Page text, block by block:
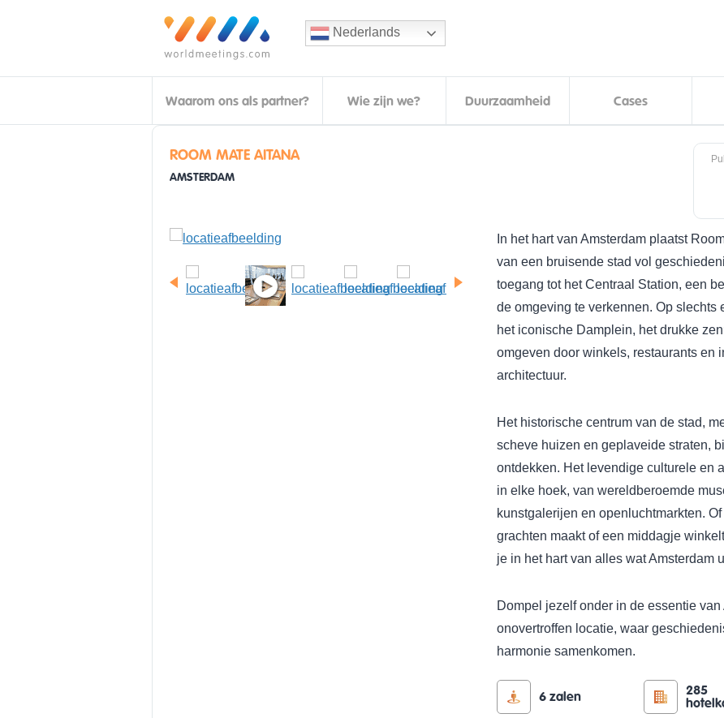
Nederlands
Waarom ons als partner? Wie zijn we? Duurzaamheid Cases
ROOM MATE AITANA
AMSTERDAM
In het hart van Amsterdam plaatst
van een bruisende stad vol
toegang tot het Centraal Station, een
de omgeving te verkennen. Op slechts
het iconische Damplein, het drukke
omgeven door winkels, restaurants en
architectuur.
Het historische centrum van de stad,
scheve huizen en geplaveide straten,
ontdekken. Het levendige culturele en
in elke hoek, van wereldberoemde
kunstgalerijen en openluchtmarkten.
grachten maakt of een middagje
je in het hart van alles wat Amsterdam
Dompel jezelf onder in de essentie
onovertroffen locatie, waar
harmonie samenkomen.
6 zalen
285